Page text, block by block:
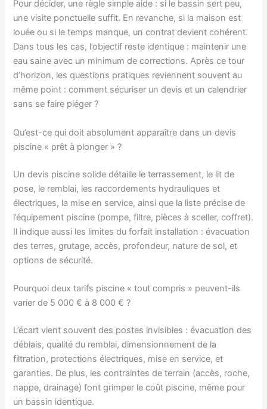
Pour décider, une règle simple aide : si le bassin sert peu,
une visite ponctuelle suffit. En revanche, si la maison est
louée ou si le temps manque, un contrat devient cohérent.
Dans tous les cas, l’objectif reste identique : maintenir une
eau saine avec un minimum de corrections. Après ce tour
d’horizon, les questions pratiques reviennent souvent au
même point : comment sécuriser un devis et un calendrier
sans se faire piéger ?
Qu’est-ce qui doit absolument apparaître dans un devis
piscine « prêt à plonger » ?
Un devis piscine solide détaille le terrassement, le lit de
pose, le remblai, les raccordements hydrauliques et
électriques, la mise en service, ainsi que la liste précise de
l’équipement piscine (pompe, filtre, pièces à sceller, coffret).
Il indique aussi les limites du forfait installation : évacuation
des terres, grutage, accès, profondeur, nature de sol, et
options de sécurité.
Pourquoi deux tarifs piscine « tout compris » peuvent-ils
varier de 5 000 € à 8 000 € ?
L’écart vient souvent des postes invisibles : évacuation des
déblais, qualité du remblai, dimensionnement de la
filtration, protections électriques, mise en service, et
garanties. De plus, les contraintes de terrain (accès, roche,
nappe, drainage) font grimper le coût piscine, même pour
un bassin identique.